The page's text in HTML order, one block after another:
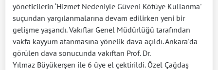
yöneticilerin ‘Hizmet Nedeniyle Güveni Kötüye Kullanma'
suçundan yargılanmalarına devam edilirken yeni bir
gelişme yaşandı. Vakıflar Genel Müdürlüğü tarafından
vakfa kayyum atanmasına yönelik dava açıldı. Ankara'da
görülen dava sonucunda vakıftan Prof. Dr.
Yılmaz Büyükerşen ile 6 üye el çektirildi. Özel Çağdaş